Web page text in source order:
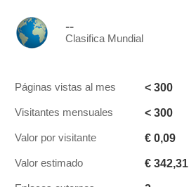
--
Clasifica Mundial
Páginas vistas al mes < 300
Visitantes mensuales < 300
Valor por visitante € 0,09
Valor estimado € 342,31